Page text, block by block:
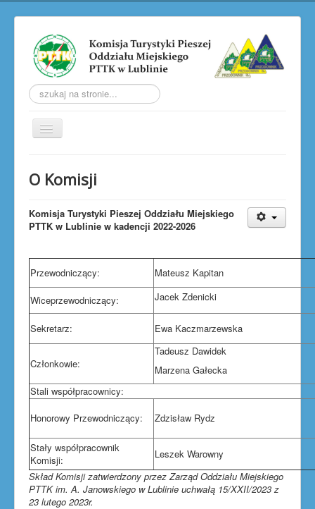
Szukaj...
Przełącz
nawigację
O KOMISJI
TRW
LUBELSKIE ZLOTY PTP
LUBELSKIE JESIENNE ZŁAZY
SOBOTNIA WŁÓCZĘGA
GALERIA
O Komisji
Komisja Turystyki Pieszej Oddziału Miejskiego
PTTK w Lublinie w kadencji 2022-2026
Przewodniczący: Mateusz Kapitan
Wiceprzewodniczący: Jacek Zdenicki
Sekretarz: Ewa Kaczmarzewska
Członkowie:
Tadeusz Dawidek
Marzena Gałecka
Stali współpracownicy:
Honorowy Przewodniczący:
Zdzisław Rydz
Stały współpracownik
Komisji:
Leszek Warowny
Skład Komisji zatwierdzony przez Zarząd Oddziału Miejskiego
PTTK im. A. Janowskiego w Lublinie uchwałą 15/XXII/2023 z
23 lutego 2023r.